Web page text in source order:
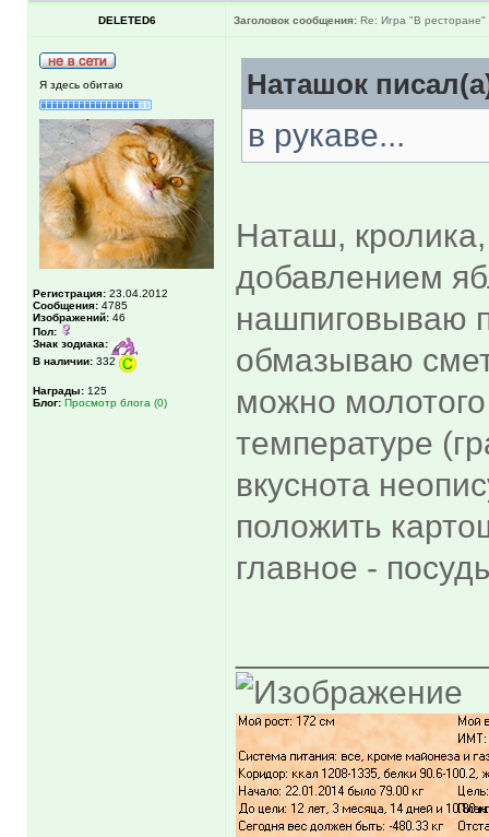
DELETED6 Заголовок сообщения: Re: Игра "В ресторане"
Я здесь обитаю
Регистрация: 23.04.2012
Сообщения: 4785
Изображений: 46
Пол:
Знак зодиака:
В наличии: 332
Награды: 125
Блог: Просмотр блога (0)
Наташок
в рукаве...
Наташ,
добавлением
нашпиговываю
обмазываю
можно
температуре
вкуснота
положить
главное -